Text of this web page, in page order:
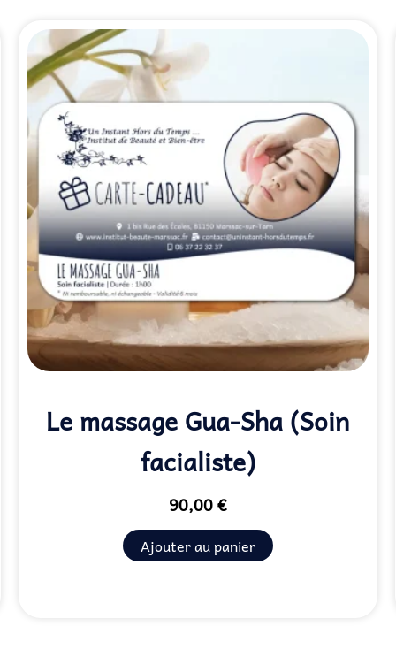
Le massage Gua-Sha (Soin
facialiste)
90,00€
Ajouter au panier